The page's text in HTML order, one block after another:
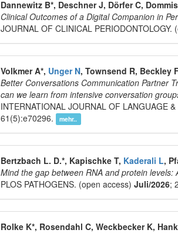
Dannewitz B*, Deschner J, Dörfer C,
Clinical Outcomes of a Digital Companion in
JOURNAL OF CLINICAL
Volkmer A*, Unger N, Townsend R, Beckley
Better Conversations Communication Partner
can we learn from intensive conversation
INTERNATIONAL JOURNAL OF LANGUAGE
61(5):e70296.
mehr..
Bertzbach L. D.*, Kapischke T, Kaderali L,
Mind the gap between RNA and protein
PLOS PATHOGENS. (open access) Juli/2026;
Rolke K*, Rosendahl C, Weckbecker K,